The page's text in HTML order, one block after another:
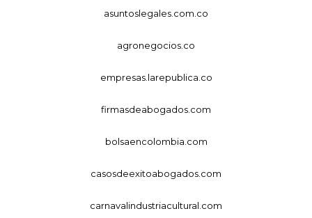
asuntoslegales.com.co
agronegocios.co
empresas.larepublica.co
firmasdeabogados.com
bolsaencolombia.com
casosdeexitoabogados.com
carnavalindustriacultural.com